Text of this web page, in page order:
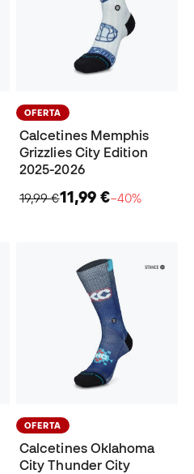
OFERTA
Calcetines Memphis
Grizzlies City Edition
2025-2026
19,99 €11,99 €−40%
OFERTA
Calcetines Oklahoma
City Thunder City